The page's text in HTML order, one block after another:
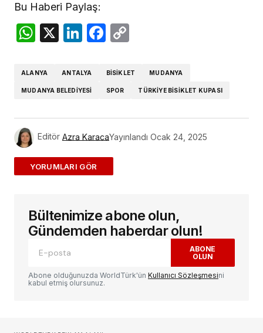
Bu Haberi Paylaş:
WhatsApp
X LinkedIn
Facebook
ALANYA ANTALYA BISIKLET MUDANYA
MUDANYA BELEDIYESI SPOR TÜRKIYE BISIKLET KUPASI
Editör Azra KaracaYayınlandı Ocak 24, 2025
ADD A COMMENT
E-posta adresiniz yayınlanmayacak.
alanlar*ile işaretlenmişlerdir
Yorum
Bültenimize abone olun,
Gündemden haberdar olun!
ABONE
OLUN
Abone olduğunuzda WorldTürk'ün Kullanıcı Sözleşmesini
kabul etmiş olursunuz.